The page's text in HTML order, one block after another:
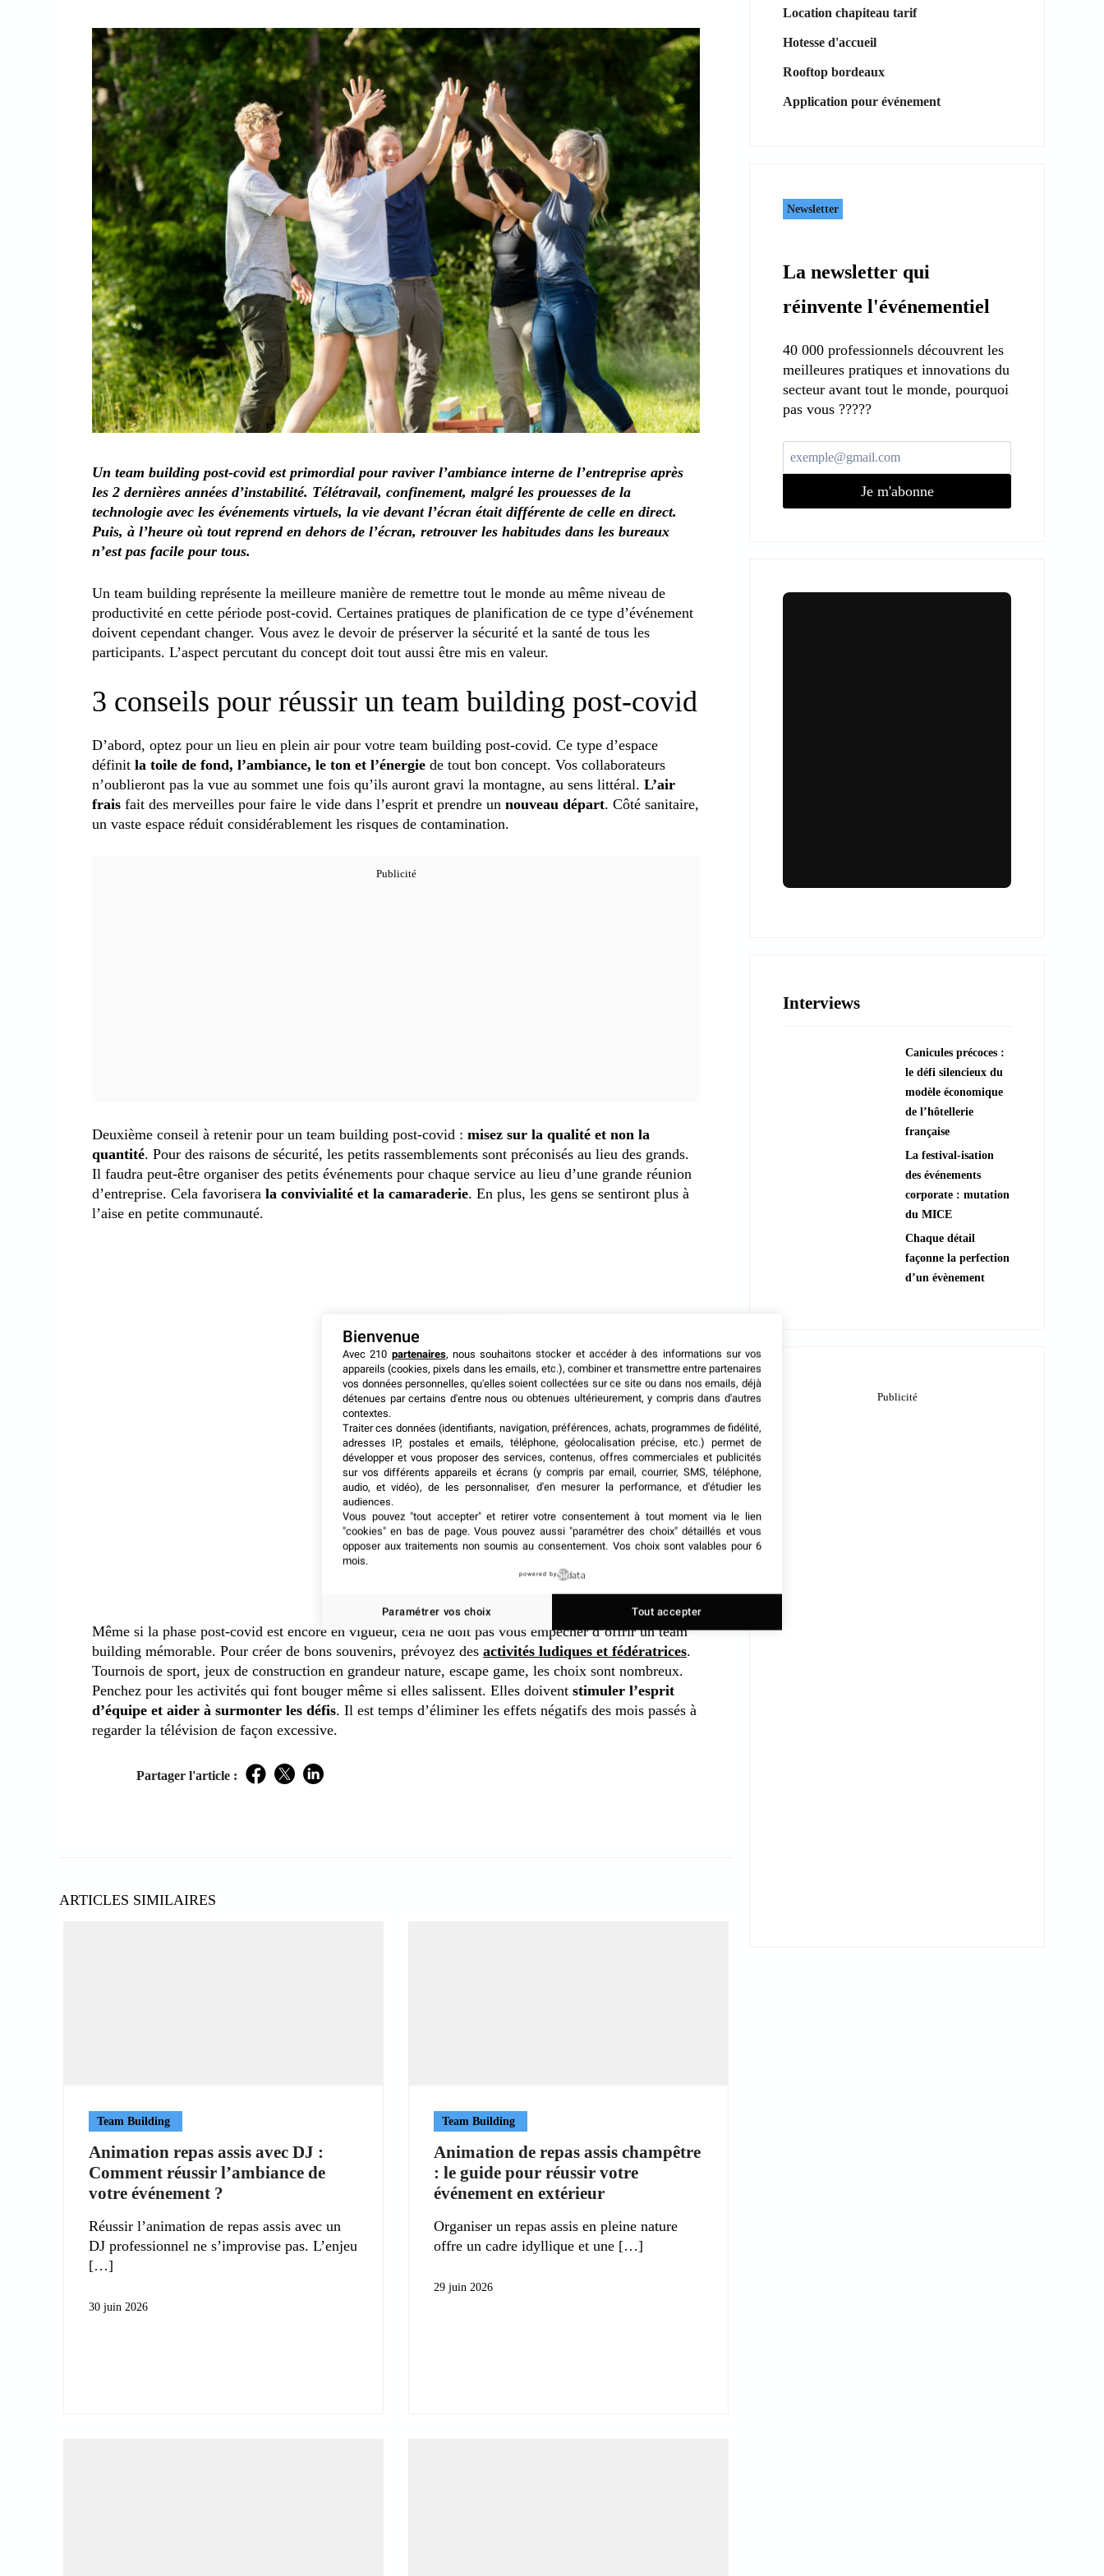
Un team building post-covid est primordial pour raviver l’ambiance interne de l’entreprise après
les 2 dernières années d’instabilité. Télétravail, confinement, malgré les prouesses de la
technologie avec les événements virtuels, la vie devant l’écran était différente de celle en direct.
Puis, à l’heure où tout reprend en dehors de l’écran, retrouver les habitudes dans les bureaux
n’est pas facile pour tous.
Un team building représente la meilleure manière de remettre tout le monde au même niveau de
productivité en cette période post-covid. Certaines pratiques de planification de ce type d’événement
doivent cependant changer. Vous avez le devoir de préserver la sécurité et la santé de tous les
participants. L’aspect percutant du concept doit tout aussi être mis en valeur.
3 conseils pour réussir un team building post-covid
D’abord, optez pour un lieu en plein air pour votre team building post-covid. Ce type d’espace
définit la toile de fond, l’ambiance, le ton et l’énergie de tout bon concept. Vos collaborateurs
n’oublieront pas la vue au sommet une fois qu’ils auront gravi la montagne, au sens littéral. L’air
frais fait des merveilles pour faire le vide dans l’esprit et prendre un nouveau départ. Côté sanitaire,
un vaste espace réduit considérablement les risques de contamination.
Deuxième conseil à retenir pour un team building post-covid : misez sur la qualité et non la
quantité. Pour des raisons de sécurité, les petits rassemblements sont préconisés au lieu des grands.
Il faudra peut-être organiser des petits événements pour chaque service au lieu d’une grande réunion
d’entreprise. Cela favorisera la convivialité et la camaraderie. En plus, les gens se sentiront plus à
l’aise en petite communauté.
Même si la phase post-covid est encore en vigueur, cela ne doit pas vous empêcher d’offrir un team
building mémorable. Pour créer de bons souvenirs, prévoyez des activités ludiques et fédératrices.
Tournois de sport, jeux de construction en grandeur nature, escape game, les choix sont nombreux.
Penchez pour les activités qui font bouger même si elles salissent. Elles doivent stimuler l’esprit
d’équipe et aider à surmonter les défis. Il est temps d’éliminer les effets négatifs des mois passés à
regarder la télévision de façon excessive.
Partager l'article : Facebook
TwitterLinkedIn
ARTICLES SIMILAIRES
Team Building
Animation repas assis avec DJ :
Comment réussir l’ambiance de
votre événement ?
Réussir l’animation de repas assis avec un
DJ professionnel ne s’improvise pas. L’enjeu
30 juin 2026
Team Building
Animation de repas assis champêtre
: le guide pour réussir votre
événement en extérieur
Organiser un repas assis en pleine nature
offre un cadre idyllique et une
29 juin 2026
Location chapiteau tarif
Hotesse d'accueil
Rooftop bordeaux
Application pour événement
Newsletter
La newsletter qui
réinvente l'événementiel
40 000 professionnels découvrent les
meilleures pratiques et innovations du
secteur avant tout le monde, pourquoi
pas vous ?????
Je m'abonne
???? Explorer les animations
Interviews
Canicules précoces :
le défi silencieux du
modèle économique
de l’hôtellerie
française
La festival-isation
des événements
corporate : mutation
du MICE
Chaque détail
façonne la perfection
d’un évènement
Bienvenue
Avec 210 partenaires, nous souhaitons stocker et accéder à des informations sur vos
appareils (cookies, pixels dans les emails, etc.), combiner et transmettre entre partenaires
vos données personnelles, qu'elles soient collectées sur ce site ou dans nos emails, déjà
détenues par certains d'entre nous ou obtenues ultérieurement, y compris dans d'autres
contextes.
Traiter ces données (identifiants, navigation, préférences, achats, programmes de fidélité,
adresses IP, postales et emails, téléphone, géolocalisation précise, etc.) permet de
développer et vous proposer des services, contenus, offres commerciales et publicités
sur vos différents appareils et écrans (y compris par email, courrier, SMS, téléphone,
audio, et vidéo), de les personnaliser, d'en mesurer la performance, et d'étudier les
audiences.
Vous pouvez "tout accepter" et retirer votre consentement à tout moment via le lien
"cookies" en bas de page. Vous pouvez aussi "paramétrer des choix" détaillés et vous
opposer aux traitements non soumis au consentement. Vos choix sont valables pour 6
mois.
powered by
Paramétrer vos choix Tout accepter